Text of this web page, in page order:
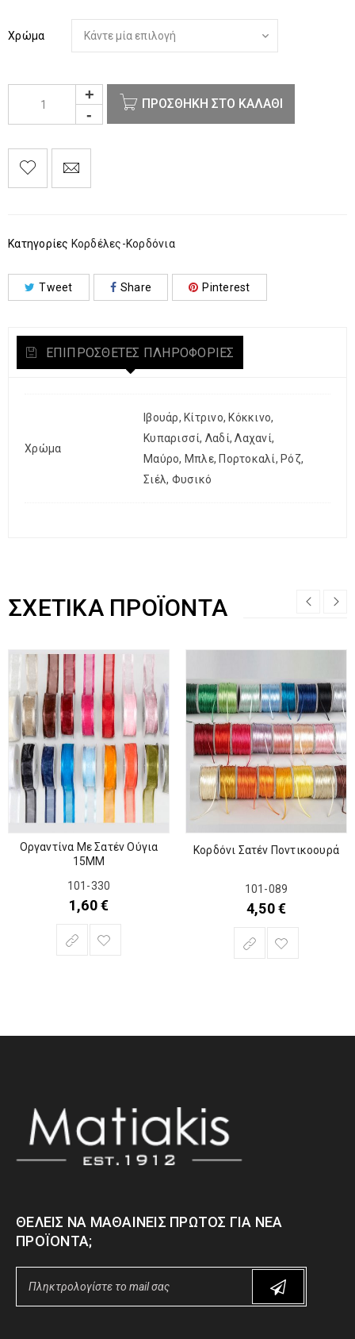
Χρώμα
ΠΡΟΣΘΉΚΗ ΣΤΟ ΚΑΛΆΘΙ
Κατηγορίες Κορδέλες-Κορδόνια
Tweet Share Pinterest
ΕΠΙΠΡΌΣΘΕΤΕΣ ΠΛΗΡΟΦΟΡΊΕΣ
Χρώμα
Ιβουάρ, Κίτρινο, Κόκκινο,
Κυπαρισσί, Λαδί, Λαχανί,
Μαύρο, Μπλε, Πορτοκαλί, Ρόζ,
Σιέλ, Φυσικό
ΣΧΕΤΙΚΆ ΠΡΟΪΌΝΤΑ
Οργαντίνα Με Σατέν Ούγια
15ΜΜ
101-330
1,60€
Κορδόνι Σατέν Ποντικοουρά
101-089
4,50€
ΘΈΛΕΙΣ ΝΑ ΜΑΘΑΊΝΕΙΣ ΠΡΏΤΟΣ ΓΙΑ ΝΈΑ
ΠΡΟΪΌΝΤΑ;